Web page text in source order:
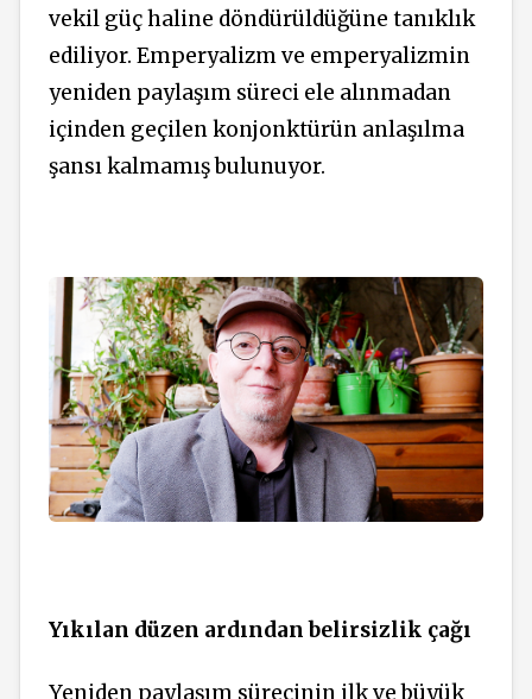
vekil güç haline döndürüldüğüne tanıklık
ediliyor. Emperyalizm ve emperyalizmin
yeniden paylaşım süreci ele alınmadan
içinden geçilen konjonktürün anlaşılma
şansı kalmamış bulunuyor.
Yıkılan düzen ardından belirsizlik çağı
Yeniden paylaşım sürecinin ilk ve büyük